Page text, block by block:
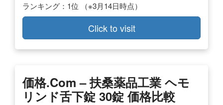
ランキング：1位 （※3月14日時点）
Click to visit
価格.com – 扶桑薬品工業 ヘモ
リンド舌下錠 30錠 価格比較